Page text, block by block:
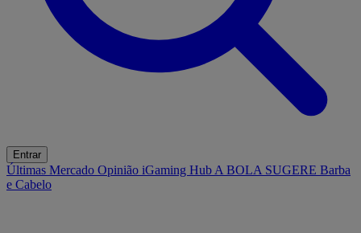
Entrar
Últimas Mercado Opinião iGaming Hub A BOLA SUGERE Barba
e Cabelo